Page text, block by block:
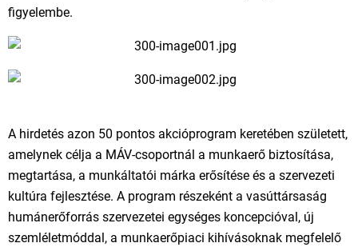
figyelembe.
A hirdetés azon 50 pontos akcióprogram keretében született,
amelynek célja a MÁV-csoportnál a munkaerő biztosítása,
megtartása, a munkáltatói márka erősítése és a szervezeti
kultúra fejlesztése. A program részeként a vasúttársaság
humánerőforrás szervezetei egységes koncepcióval, új
szemléletmóddal, a munkaerőpiaci kihívásoknak megfelelő